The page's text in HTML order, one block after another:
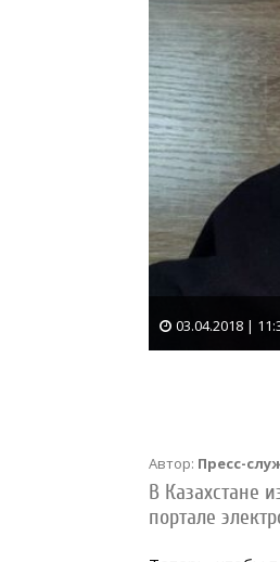
03.04.2018 |
Автор: Пресс-
В Казахстане
портале